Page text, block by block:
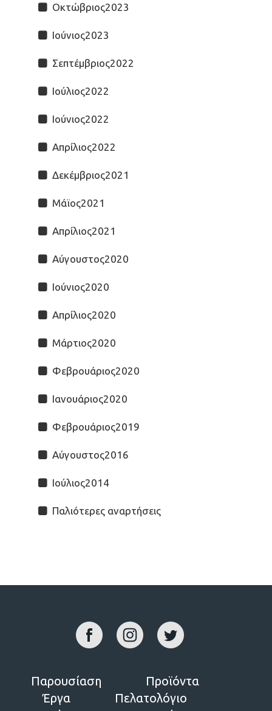
Οκτώβριος2023
Ιούνιος2023
Σεπτέμβριος2022
Ιούλιος2022
Ιούνιος2022
Απρίλιος2022
Δεκέμβριος2021
Μάϊος2021
Απρίλιος2021
Αύγουστος2020
Ιούνιος2020
Απρίλιος2020
Μάρτιος2020
Φεβρουάριος2020
Ιανουάριος2020
Φεβρουάριος2019
Αύγουστος2016
Ιούλιος2014
Παλιότερες αναρτήσεις
Παρουσίαση
Προϊόντα
Έργα
Πελατολόγιο